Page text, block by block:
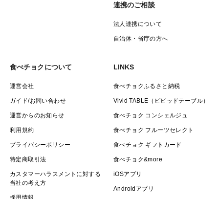
連携のご相談
法人連携について
自治体・省庁の方へ
食べチョクについて
運営会社
ガイド/お問い合わせ
運営からのお知らせ
利用規約
プライバシーポリシー
特定商取引法
カスタマーハラスメントに対する
当社の考え方
採用情報
LINKS
食べチョクふるさと納税
Vivid TABLE（ビビッドテーブル）
食べチョク コンシェルジュ
食べチョク フルーツセレクト
食べチョク ギフトカード
食べチョク&more
iOSアプリ
Androidアプリ